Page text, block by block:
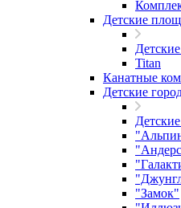
Детские
Titan
Канатные
Детские
"Замок"